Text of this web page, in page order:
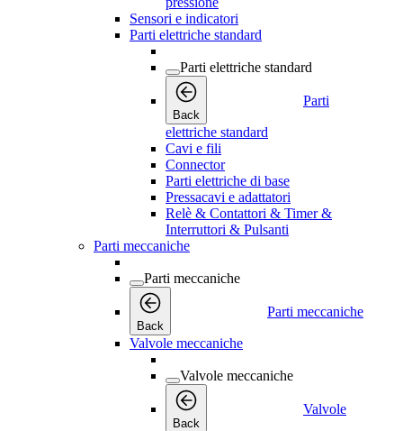
Sensori e indicatori
Parti elettriche standard
Parti elettriche standard
Back
Parti
elettriche standard
Cavi e fili
Connector
Parti elettriche di base
Pressacavi e adattatori
Relè & Contattori & Timer &
Interruttori & Pulsanti
Parti meccaniche
Parti meccaniche
Back
Parti meccaniche
Valvole meccaniche
Valvole meccaniche
Back
Valvole